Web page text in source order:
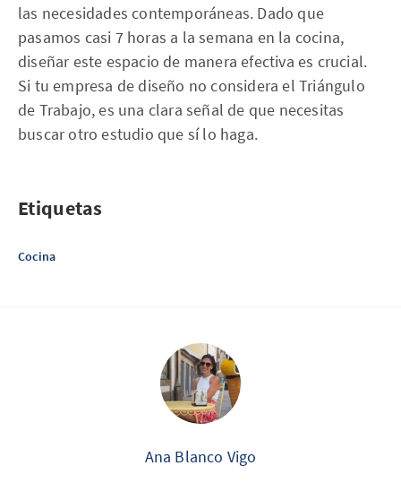
las necesidades contemporáneas. Dado que
pasamos casi 7 horas a la semana en la cocina,
diseñar este espacio de manera efectiva es crucial.
Si tu empresa de diseño no considera el Triángulo
de Trabajo, es una clara señal de que necesitas
buscar otro estudio que sí lo haga.
Etiquetas
Cocina
Ana Blanco Vigo